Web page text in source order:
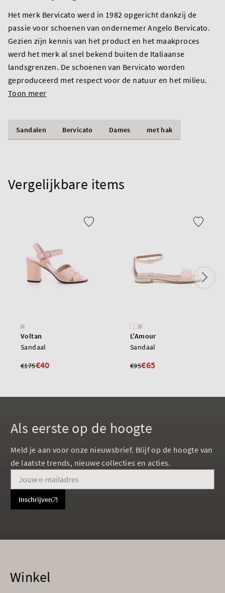
Het merk Bervicato werd in 1982 opgericht dankzij de
passie voor schoenen van ondernemer Angelo Bervicato.
Gezien zijn kennis van het product en het maakproces
werd het merk al snel bekend buiten de Italiaanse
landsgrenzen. De schoenen van Bervicato worden
geproduceerd met respect voor de natuur en het milieu.
Toon meer
Sandalen Bervicato Dames met hak
Vergelijkbare items
Voltan
Sandaal
€175€40
L'Amour
Sandaal
€95€65
Als eerste op de hoogte
Meld je aan voor onze nieuwsbrief. Blijf op de hoogte van
de laatste trends, nieuwe collecties en acties.
Inschrijven
Winkel